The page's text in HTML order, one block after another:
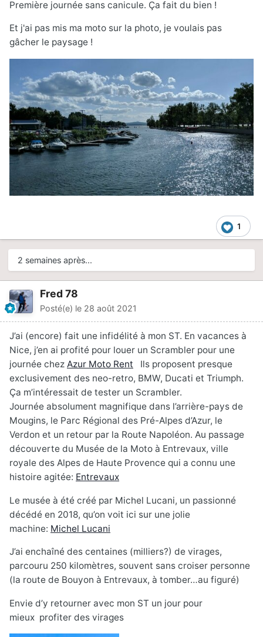
Première journée sans canicule. Ça fait du bien !
Et j'ai pas mis ma moto sur la photo, je voulais pas
gâcher le paysage !
1
2 semaines après...
Fred 78
Posté(e) le 28 août 2021
J’ai (encore) fait une infidélité à mon ST. En vacances à
Nice, j’en ai profité pour louer un Scrambler pour une
journée chez Azur Moto Rent Ils proposent presque
exclusivement des neo-retro, BMW, Ducati et Triumph.
Ça m’intéressait de tester un Scrambler.
Journée absolument magnifique dans l’arrière-pays de
Mougins, le Parc Régional des Pré-Alpes d’Azur, le
Verdon et un retour par la Route Napoléon. Au passage
découverte du Musée de la Moto à Entrevaux, ville
royale des Alpes de Haute Provence qui a connu une
histoire agitée: Entrevaux
Le musée à été créé par Michel Lucani, un passionné
décédé en 2018, qu’on voit ici sur une jolie
machine: Michel Lucani
J’ai enchaîné des centaines (milliers?) de virages,
parcouru 250 kilomètres, souvent sans croiser personne
(la route de Bouyon à Entrevaux, à tomber…au figuré)
Envie d’y retourner avec mon ST un jour pour
mieux profiter des virages